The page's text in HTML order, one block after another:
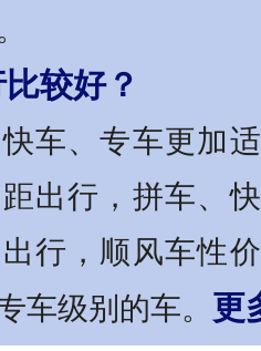
较好？
车、专车更加
出行，拼车、
行，顺风车性
车级别的车。 更